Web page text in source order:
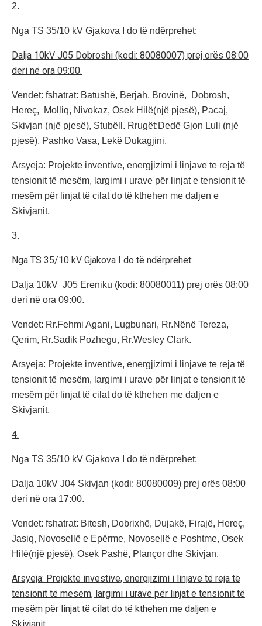
2.
Nga TS 35/10 kV Gjakova I do të ndërprehet:
Dalja 10kV J05 Dobroshi (kodi: 80080007) prej orës 08:00
deri në ora 09:00.
Vendet: fshatrat: Batushë, Berjah, Brovinë, Dobrosh,
Hereç, Molliq, Nivokaz, Osek Hilë(një pjesë), Pacaj,
Skivjan (një pjesë), Stubëll. Rrugët:Dedë Gjon Luli (një
pjesë), Pashko Vasa, Lekë Dukagjini.
Arsyeja: Projekte inventive, energjizimi i linjave te reja të
tensionit të mesëm, largimi i urave për linjat e tensionit të
mesëm për linjat të cilat do të kthehen me daljen e
Skivjanit.
3.
Nga TS 35/10 kV Gjakova I do të ndërprehet:
Dalja 10kV J05 Ereniku (kodi: 80080011) prej orës 08:00
deri në ora 09:00.
Vendet: Rr.Fehmi Agani, Lugbunari, Rr.Nënë Tereza,
Qerim, Rr.Sadik Pozhegu, Rr.Wesley Clark.
Arsyeja: Projekte inventive, energjizimi i linjave te reja të
tensionit të mesëm, largimi i urave për linjat e tensionit të
mesëm për linjat të cilat do të kthehen me daljen e
Skivjanit.
4.
Nga TS 35/10 kV Gjakova I do të ndërprehet:
Dalja 10kV J04 Skivjan (kodi: 80080009) prej orës 08:00
deri në ora 17:00.
Vendet: fshatrat: Bitesh, Dobrixhë, Dujakë, Firajë, Hereç,
Jasiq, Novosellë e Epërme, Novosellë e Poshtme, Osek
Hilë(një pjesë), Osek Pashë, Plançor dhe Skivjan.
Arsyeja: Projekte investive, energjizimi i linjave të reja të
tensionit të mesëm, largimi i urave për linjat e tensionit të
mesëm për linjat të cilat do të kthehen me daljen e